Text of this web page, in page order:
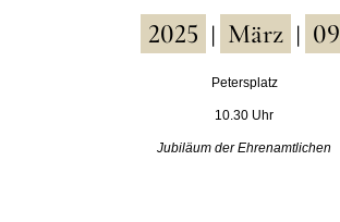
2025 März 09
Petersplatz
10.30 Uhr
Jubiläum der Ehrenamtlichen